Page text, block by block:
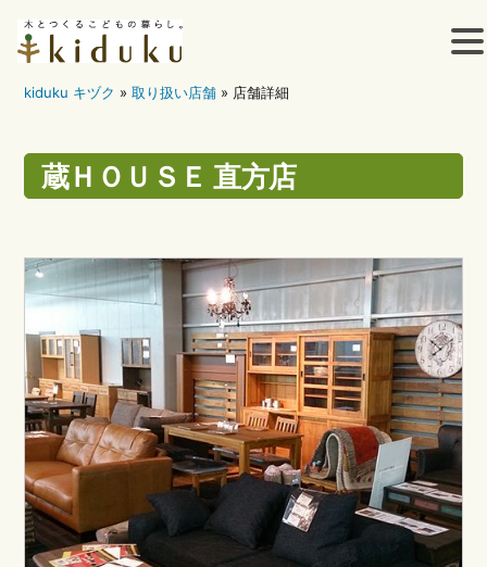
kiduku キヅク » 取り扱い店舗 » 店舗詳細
蔵ＨＯＵＳＥ 直方店